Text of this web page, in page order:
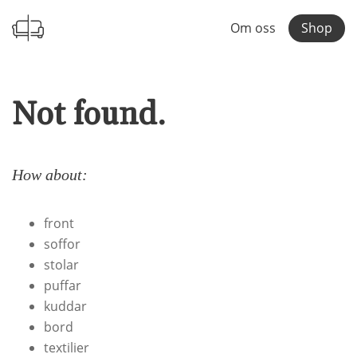
Om oss Shop
Not found.
How about:
front
soffor
stolar
puffar
kuddar
bord
textilier